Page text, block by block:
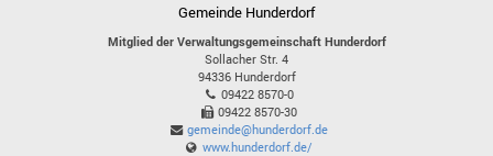
Gemeinde Hunderdorf
Mitglied der Verwaltungsgemeinschaft Hunderdorf
Sollacher Str. 4
94336 Hunderdorf
09422 8570-0
09422 8570-30
gemeinde@hunderdorf.de
www.hunderdorf.de/